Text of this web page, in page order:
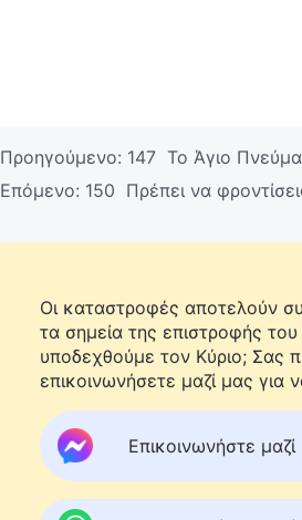
Προηγούμενο: 147 Το Άγιο Πνεύμα
Επόμενο: 150 Πρέπει να
Οι καταστροφές αποτελούν
τα σημεία της επιστροφής
υποδεχθούμε τον Κύριο; Σας
επικοινωνήσετε μαζί μας για
Επικοινωνήστε